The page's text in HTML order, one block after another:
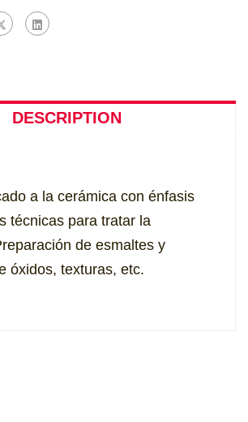
DESCRIPTION
a la cerámica con énfasis
técnicas para tratar la
de esmaltes y
óxidos, texturas, etc.